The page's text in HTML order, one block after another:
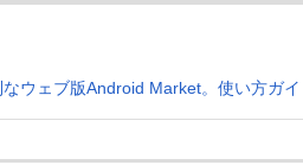
ウェブ版Android Market。使い方ガイ